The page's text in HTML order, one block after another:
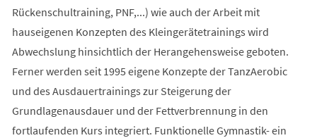
Rückenschultraining, PNF,...) wie auch der Arbeit mit
hauseigenen Konzepten des Kleingerätetrainings wird
Abwechslung hinsichtlich der Herangehensweise geboten.
Ferner werden seit 1995 eigene Konzepte der TanzAerobic
und des Ausdauertrainings zur Steigerung der
Grundlagenausdauer und der Fettverbrennung in den
fortlaufenden Kurs integriert. Funktionelle Gymnastik- ein